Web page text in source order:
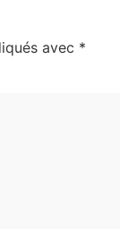
avec *